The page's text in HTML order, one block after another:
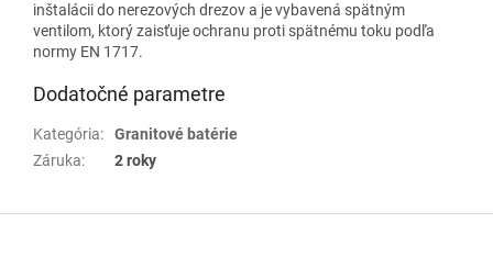
inštalácii do nerezových drezov a je vybavená spätným
ventilom, ktorý zaisťuje ochranu proti spätnému toku podľa
normy EN 1717.
Dodatočné parametre
Kategória:
Granitové batérie
Záruka: 2 roky